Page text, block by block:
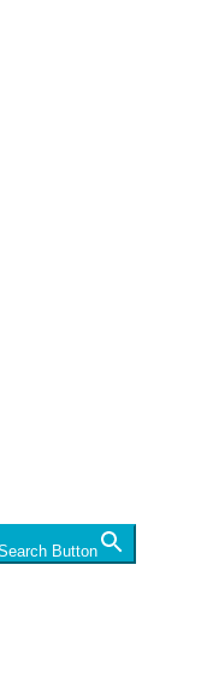
Button